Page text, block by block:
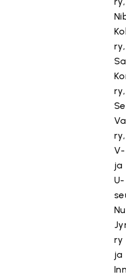
ry,
ry,
ry,
V-
ja
U-
ry
ja